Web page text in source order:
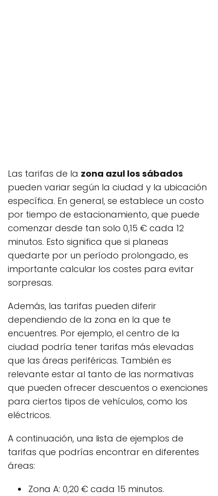
Las tarifas de la zona azul los sábados
pueden variar según la ciudad y la ubicación
específica. En general, se establece un costo
por tiempo de estacionamiento, que puede
comenzar desde tan solo 0,15 € cada 12
minutos. Esto significa que si planeas
quedarte por un período prolongado, es
importante calcular los costes para evitar
sorpresas.
Además, las tarifas pueden diferir
dependiendo de la zona en la que te
encuentres. Por ejemplo, el centro de la
ciudad podría tener tarifas más elevadas
que las áreas periféricas. También es
relevante estar al tanto de las normativas
que pueden ofrecer descuentos o exenciones
para ciertos tipos de vehículos, como los
eléctricos.
A continuación, una lista de ejemplos de
tarifas que podrías encontrar en diferentes
áreas:
Zona A: 0,20 € cada 15 minutos.